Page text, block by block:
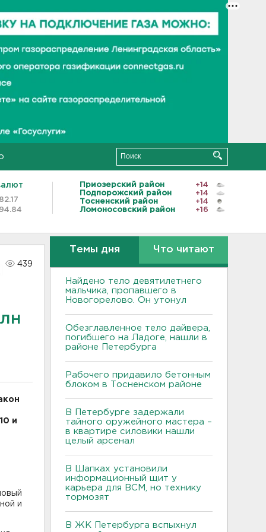
Приозерский район
+14
Подпорожский район
+14
Тосненский район
+14
Ломоносовский район
+16
439
и
и
Темы дня Что читают
Найдено тело девятилетнего
мальчика, пропавшего в
Новогорелово. Он утонул
Обезглавленное тело дайвера,
погибшего на Ладоге, нашли в
районе Петербурга
Рабочего придавило бетонным
блоком в Тосненском районе
В Петербурге задержали
тайного оружейного мастера –
в квартире силовики нашли
целый арсенал
В Шапках установили
информационный щит у
карьера для ВСМ, но технику
тормозят
В ЖК Петербурга вспыхнул